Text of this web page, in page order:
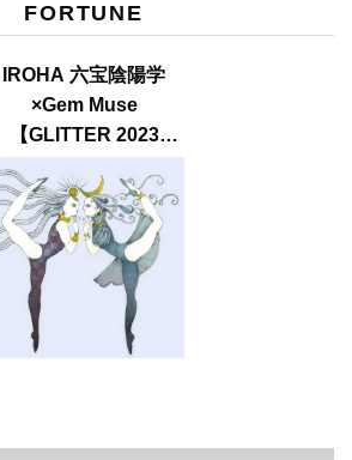
FORTUNE
IROHA 六宝陰陽学
×Gem Muse
【GLITTER 2023
SUMMER issue】